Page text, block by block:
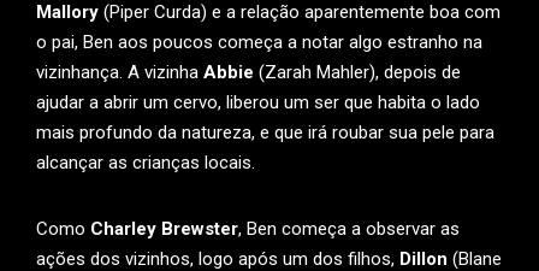
Mallory (Piper Curda) e a relação aparentemente boa com
o pai, Ben aos poucos começa a notar algo estranho na
vizinhança. A vizinha Abbie (Zarah Mahler), depois de
ajudar a abrir um cervo, liberou um ser que habita o lado
mais profundo da natureza, e que irá roubar sua pele para
alcançar as crianças locais.
Como Charley Brewster, Ben começa a observar as
ações dos vizinhos, logo após um dos filhos, Dillon (Blane